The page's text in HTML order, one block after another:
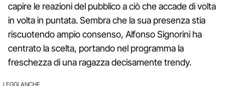
capire le reazioni del pubblico a ciò che accade di volta
in volta in puntata. Sembra che la sua presenza stia
riscuotendo ampio consenso, Alfonso Signorini ha
centrato la scelta, portando nel programma la
freschezza di una ragazza decisamente trendy.
LEGGI ANCHE